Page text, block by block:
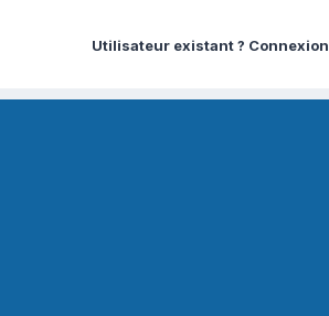
Utilisateur existant ? Connexion